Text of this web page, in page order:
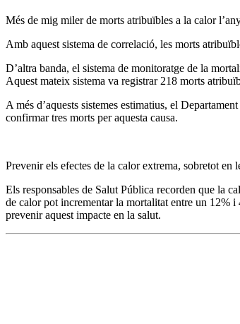
Més de mig miler de morts atribuïbles a la calor
Amb aquest sistema de correlació, les morts
D’altra banda, el sistema de monitoratge de la
Aquest mateix sistema va registrar 218 morts
A més d’aquests sistemes estimatius, el
confirmar tres morts per aquesta causa.
Prevenir els efectes de la calor extrema, sobretot en
Els responsables de Salut Pública recorden que la
de calor pot incrementar la mortalitat entre un 12%
prevenir aquest impacte en la salut.